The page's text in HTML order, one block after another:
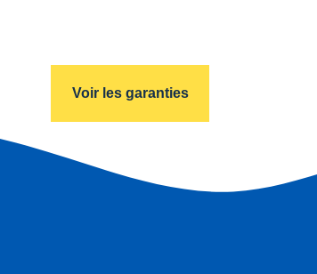
Voir les garanties